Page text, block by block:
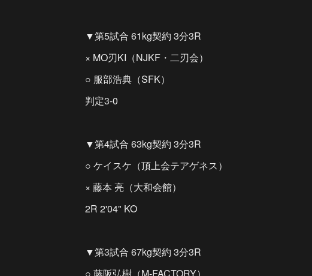
▼第5試合 61kg契約 3分3R
× MO刃KI（NJKF・二刃会）
○ 服部浩典（SFK）
判定3-0
▼第4試合 63kg契約 3分3R
○ ケイスケ（頂上会テアゲネス）
× 藤本 亮（大和会館）
2R 2'04" KO
▼第3試合 67kg契約 3分3R
○ 藤阪弘樹（M-FACTORY）